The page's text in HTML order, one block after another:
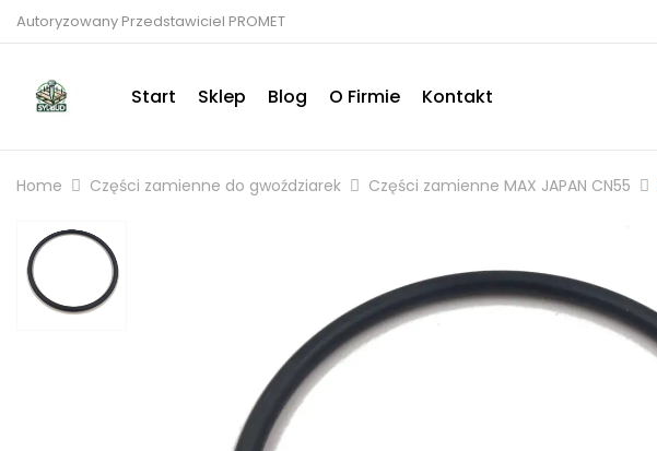
Autoryzowany Przedstawiciel PROMET
Start Sklep Blog O Firmie Kontakt
Home Części zamienne do gwoździarek Części zamienne MAX JAPAN CN55